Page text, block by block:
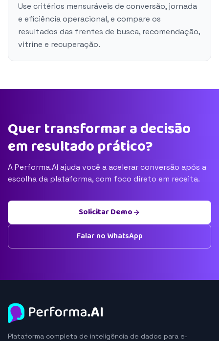
Use critérios mensuráveis de conversão, jornada
e eficiência operacional, e compare os
resultados das frentes de busca, recomendação,
vitrine e recuperação.
Quer transformar a decisão
em resultado prático?
A Performa.AI ajuda você a acelerar conversão após a
escolha da plataforma, com foco direto em receita.
Solicitar Demo
Falar no WhatsApp
Plataforma completa de inteligência de dados para e-